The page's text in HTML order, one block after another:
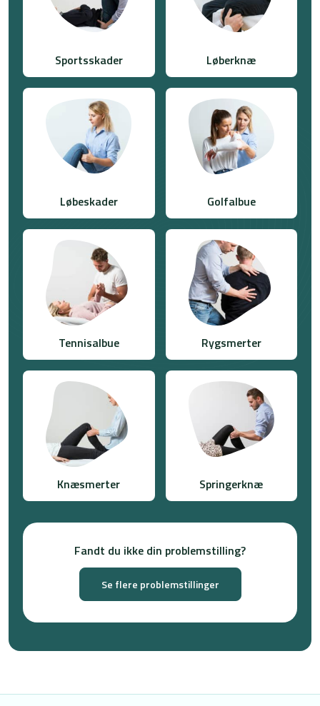
Sportsskader Løberknæ
Løbeskader Golfalbue
Tennisalbue Rygsmerter
Knæsmerter Springerknæ
Fandt du ikke din problemstilling?
Se flere problemstillinger